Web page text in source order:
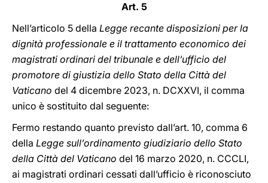
Art. 5
Nell’articolo 5 della Legge recante disposizioni per la
dignità professionale e il trattamento economico dei
magistrati ordinari del tribunale e dell’ufficio del
promotore di giustizia dello Stato della Città del
Vaticano del 4 dicembre 2023, n. DCXXVI, il comma
unico è sostituito dal seguente:
Fermo restando quanto previsto dall’art. 10, comma 6
della Legge sull’ordinamento giudiziario dello Stato
della Città del Vaticano del 16 marzo 2020, n. CCCLI,
ai magistrati ordinari cessati dall’ufficio è riconosciuto